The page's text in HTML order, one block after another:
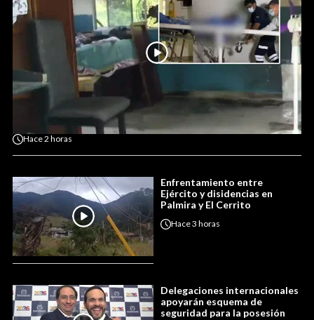
Hace2 horas
Enfrentamiento entre
Ejército y disidencias en
Palmira y El Cerrito
Hace3 horas
Delegaciones internacionales
apoyarán esquema de
seguridad para la posesión